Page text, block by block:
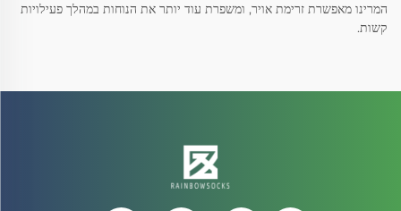
המרינו מאפשרת זרימת אויר, ומשפרת עוד יותר את הנוחות במהלך פעילויות
קשות.